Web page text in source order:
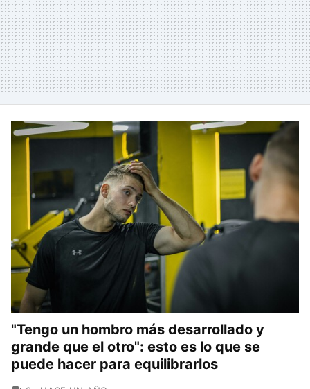
"Tengo un hombro más desarrollado y
grande que el otro": esto es lo que se
puede hacer para equilibrarlos